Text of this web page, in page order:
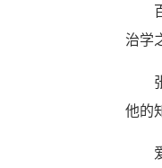
百
治学
张
他的
爱